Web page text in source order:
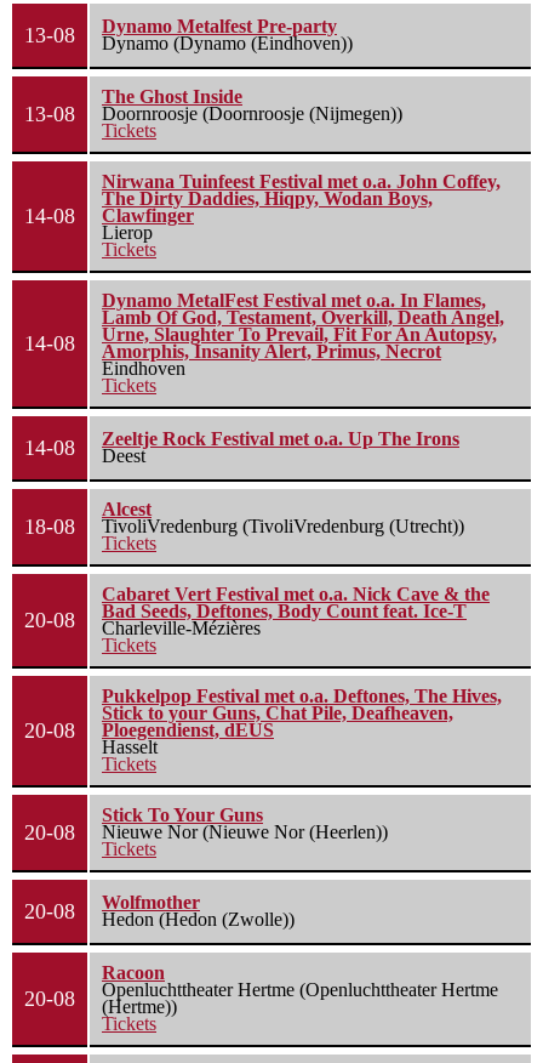
13-08
Dynamo Metalfest Pre-party
Dynamo (Dynamo (Eindhoven))
13-08
The Ghost Inside
Doornroosje (Doornroosje (Nijmegen))
Tickets
14-08
Nirwana Tuinfeest Festival met o.a. John Coffey,
The Dirty Daddies, Hiqpy, Wodan Boys,
Clawfinger
Lierop
Tickets
14-08
Dynamo MetalFest Festival met o.a. In Flames,
Lamb Of God, Testament, Overkill, Death Angel,
Urne, Slaughter To Prevail, Fit For An Autopsy,
Amorphis, Insanity Alert, Primus, Necrot
Eindhoven
Tickets
14-08
Zeeltje Rock Festival met o.a. Up The Irons
Deest
18-08
Alcest
TivoliVredenburg (TivoliVredenburg (Utrecht))
Tickets
20-08
Cabaret Vert Festival met o.a. Nick Cave & the
Bad Seeds, Deftones, Body Count feat. Ice-T
Charleville-Mézières
Tickets
20-08
Pukkelpop Festival met o.a. Deftones, The Hives,
Stick to your Guns, Chat Pile, Deafheaven,
Ploegendienst, dEUS
Hasselt
Tickets
20-08
Stick To Your Guns
Nieuwe Nor (Nieuwe Nor (Heerlen))
Tickets
20-08
Wolfmother
Hedon (Hedon (Zwolle))
20-08
Racoon
Openluchttheater Hertme (Openluchttheater Hertme
(Hertme))
Tickets